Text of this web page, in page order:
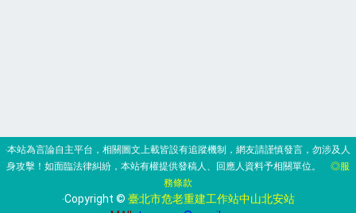
‧本站為言論自主平台，相關圖文上載皆設有追蹤機制，網友請謹慎發言，勿涉及人
身攻擊！如面臨法律糾紛，本站有權提供發稿人、回應人資料予相關單位。 ◎服
務條款
‧Copyright © 臺北市危老重建工作站中山北安站